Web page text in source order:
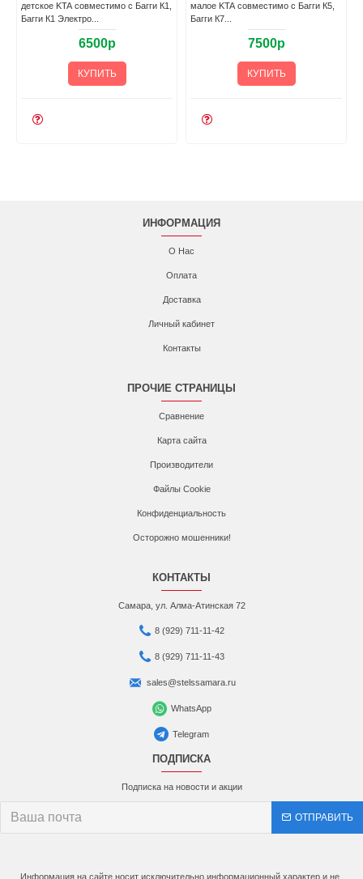
детское KTA совместимо с Багги К1,
Багги К1 Электро...
6500р
КУПИТЬ
малое KTA совместимо с Багги К5,
Багги К7...
7500р
КУПИТЬ
ИНФОРМАЦИЯ
О Нас
Оплата
Доставка
Личный кабинет
Контакты
ПРОЧИЕ СТРАНИЦЫ
Сравнение
Карта сайта
Производители
Файлы Cookie
Конфиденциальность
Осторожно мошенники!
КОНТАКТЫ
Самара, ул. Алма-Атинская 72
8 (929) 711-11-42
8 (929) 711-11-43
sales@stelssamara.ru
WhatsApp
Telegram
ПОДПИСКА
Подписка на новости и акции
ОТПРАВИТЬ
Информация на сайте носит исключительно информационный характер и не